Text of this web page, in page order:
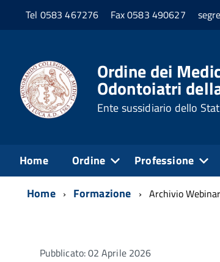
Tel 0583 467276 Fax 0583 490627
Ordine dei
Odontoiatri
Ente sussidiario dello
Home Ordine Professione
Home Formazione Archivio
Pubblicato: 02 Aprile 2026